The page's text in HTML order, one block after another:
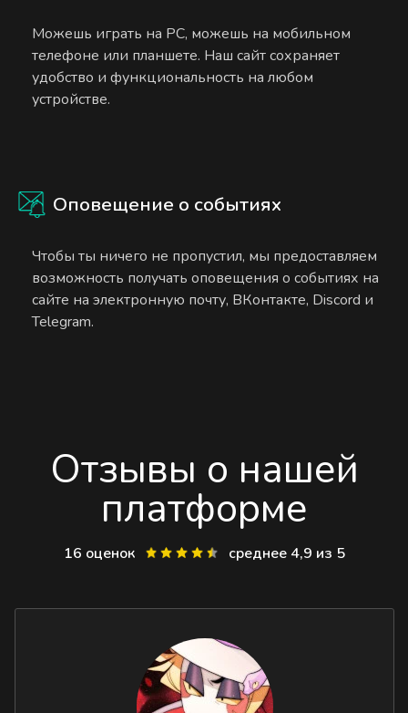
Можешь играть на PC, можешь на мобильном
телефоне или планшете. Наш сайт сохраняет
удобство и функциональность на любом
устройстве.
Оповещение о событиях
Чтобы ты ничего не пропустил, мы предоставляем
возможность получать оповещения о событиях на
сайте на электронную почту, ВКонтакте, Discord и
Telegram.
Отзывы о нашей
платформе
16 оценок среднее 4,9 из 5